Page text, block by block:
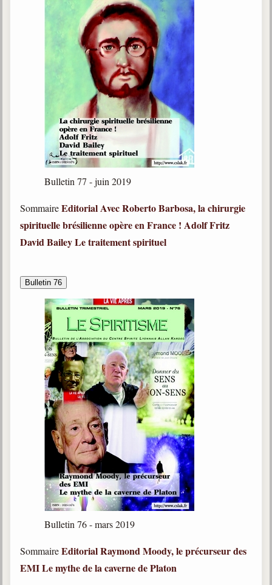
Bulletin 77 - juin 2019
SommaireEditorialAvec Roberto Barbosa, la chirurgie
spirituelle brésilienne opère en France ! Adolf Fritz
David BaileyLe traitement spirituel
Bulletin 76
Bulletin 76 - mars 2019
SommaireEditorialRaymond Moody, le précurseur des
EMILe mythe de la caverne de Platon